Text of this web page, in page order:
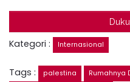
Kategori : Internasional
Tags : palestina
Rumahnya